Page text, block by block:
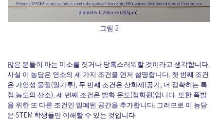
그림 2
많은 분들이 아는 미소를 짓거나 당혹스러워할 것이라고 생각합니다.
사실 이 농담은 연소의 세 가지 조건을 먼저 설명합니다. 첫 번째 조건
은 가연성 물질(밀가루), 두 번째 조건은 산화제(공기, 더 정확히는 특
정 농도의 산소), 세 번째 조건은 발화 온도(점화원)입니다. 또한 폭발
을 위한 또 다른 조건인 밀폐된 공간을 추가합니다. 그러므로 이 농담
은 STEM 학생들만 이해할 수 있는 것입니다.